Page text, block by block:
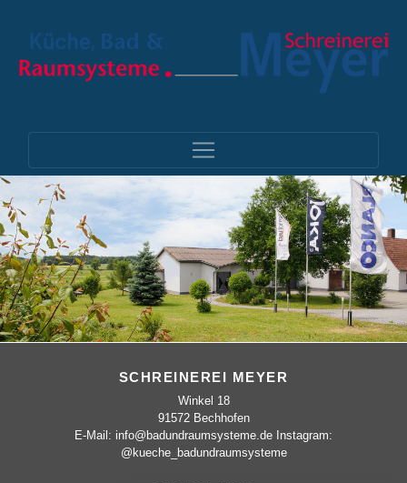
SCHREINEREI MEYER
Winkel 18
91572 Bechhofen
E-Mail: info@badundraumsysteme.de Instagram:
@kueche_badundraumsysteme